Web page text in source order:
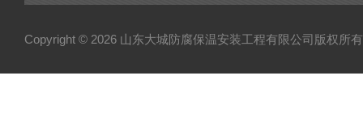
Copyright © 2026 山东大城防腐保温安装工程有限公司版权所